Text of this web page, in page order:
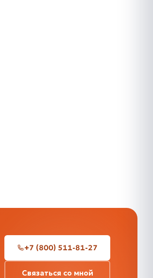
+7 (800) 511-81-27
Связаться со мной